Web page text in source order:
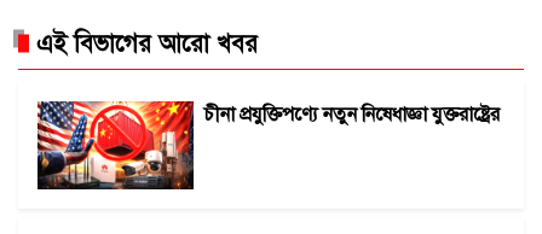
এই বিভাগের আরো খবর
চীনা প্রযুক্তিপণ্যে নতুন নিষেধাজ্ঞা যুক্তরাষ্ট্রের